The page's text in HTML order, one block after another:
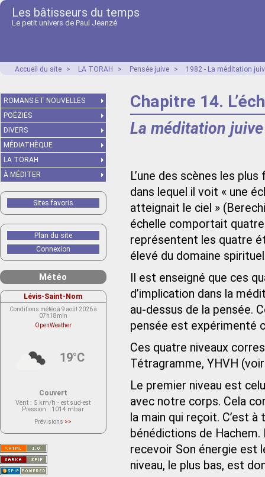
Les bâtisseurs du temps
Le petit univers de Paul Jeanzé
Accueil du site > LA TORAH > Pensée juive > 1982 - La méditation
Chapitre 14.
La méditation juive
L’une des scènes les
dans lequel il voit « une
atteignait le ciel »
échelle comportait
représentent les quatre
élevé du domaine
Il est enseigné que ces
d’implication dans la
au-dessus de la pensée.
pensée est expérimenté
Ces quatre niveaux
Tétragramme, YHVH
Le premier niveau est
avec notre corps. Cela
la main qui reçoit. C’est
bénédictions de Hachem.
recevoir Son énergie est
niveau, le plus bas, est
ROMANS ET NOUVELLES
POÉZIES
DIVERS
MÉDIATHÈQUE
LA TORAH
À MÉDITER
Sites favoris
Plan du site
Connexion
Météo
Lévis-Saint-Nom
Conditions météo à 9 août 2026 à
07h18min
OpenWeather
19°C
Couvert
Vent : 5 km/h - est sud-est
Pression : 1014 mbar
Prévisions >>
actuellement aucune prévision
Saint-Nom.
Veuillez consulter le message du
service ci-dessous.
(401 - Invalid API key. Please see
https://openweathermap.org/faq#error401